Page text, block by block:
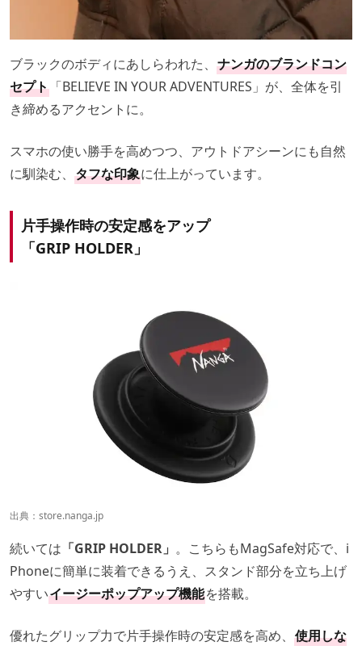
ブラックのボディにあしらわれた、 ナンガのブランドコン
セプト 「BELIEVE IN YOUR ADVENTURES」が、全体を引
き締めるアクセントに。
スマホの使い勝手を高めつつ、アウトドアシーンにも自然
に馴染む、 タフな印象に仕上がっています。
片手操作時の安定感をアップ
「GRIP HOLDER」
出典： store.nanga.jp
続いては 「GRIP HOLDER」 。こちらもMagSafe対応で、i
Phoneに簡単に装着できるうえ、スタンド部分を立ち上げ
やすいイージーポップアップ機能を搭載。
優れたグリップ力で片手操作時の安定感を高め、 使用しな